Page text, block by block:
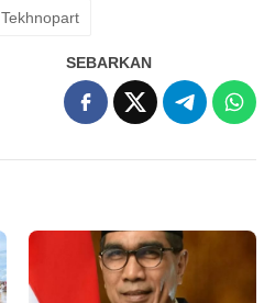
Tekhnopart
SEBARKAN